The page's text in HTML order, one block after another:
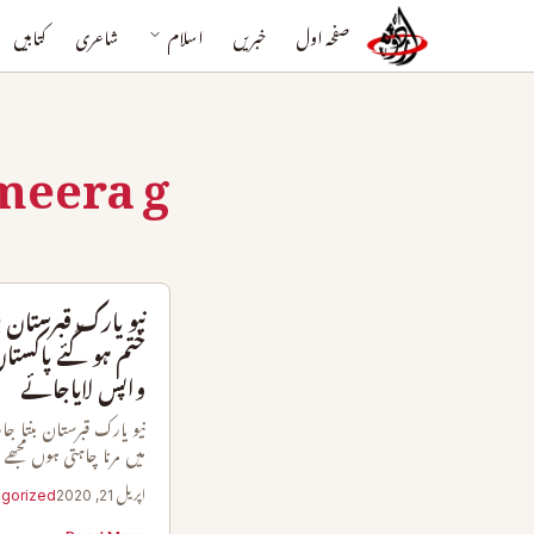
صفحہ اول خبریں اسلام شاعری کتابیں
g
نیو یارک
ختم ہوگئے
واپس لایاجائے
نیو یارک قبرستان بنتا
میں مرنا چاہتی ہوں
اپریل 21, 2020